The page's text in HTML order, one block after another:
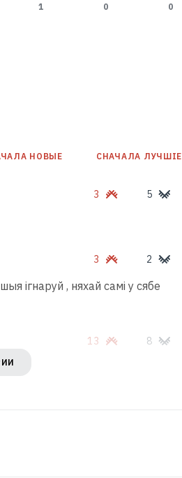
1 0 0
НОВЫE СНАЧАЛА ЛУЧШІЕ
3 5
3 2
ігнаруй , няхай самі у сябе
13 8